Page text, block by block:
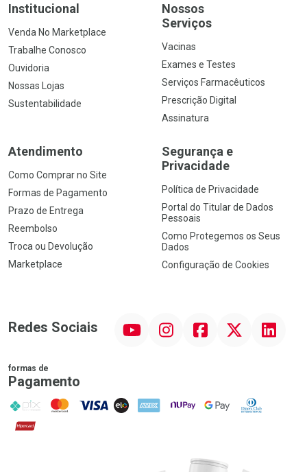
Institucional
Venda No Marketplace
Trabalhe Conosco
Ouvidoria
Nossas Lojas
Sustentabilidade
Nossos
Serviços
Vacinas
Exames e Testes
Serviços Farmacêuticos
Prescrição Digital
Assinatura
Atendimento
Como Comprar no Site
Formas de Pagamento
Prazo de Entrega
Reembolso
Troca ou Devolução
Marketplace
Segurança e
Privacidade
Política de Privacidade
Portal do Titular de Dados
Pessoais
Como Protegemos os Seus
Dados
Configuração de Cookies
Redes Sociais InstagramFacebookTwitter Linkedin
formas de
Pagamento
PIX MasterCard
VISA ELO AMEX NuPay Google PayDiners Club
Hipercard
Promoção em Destaque